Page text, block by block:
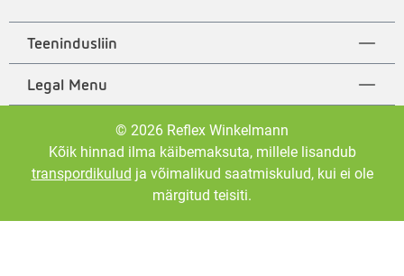
Teenindusliin
Legal Menu
© 2026 Reflex Winkelmann
Kõik hinnad ilma käibemaksuta, millele lisandub
transpordikulud ja võimalikud saatmiskulud, kui ei ole
märgitud teisiti.